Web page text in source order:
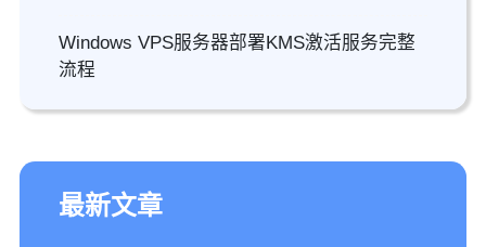
Windows VPS服务器部署KMS激活服务完整
流程
最新文章